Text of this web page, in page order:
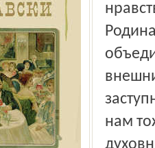
нам